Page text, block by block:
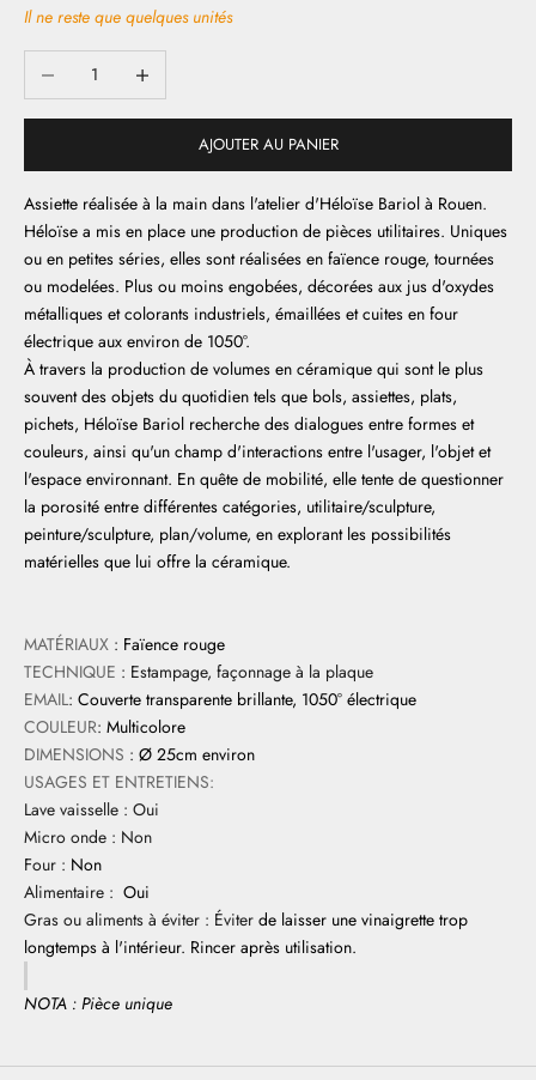
Il ne reste que quelques unités
Diminuer la quantitéAugmenter la quantité
AJOUTER AU PANIER
Assiette réalisée à la main dans l'atelier d'Héloïse Bariol à Rouen.
Héloïse a mis en place une production de pièces utilitaires. Uniques
ou en petites séries, elles sont réalisées en faïence rouge, tournées
ou modelées. Plus ou moins engobées, décorées aux jus d'oxydes
métalliques et colorants industriels, émaillées et cuites en four
électrique aux environ de 1050°.
À travers la production de volumes en céramique qui sont le plus
souvent des objets du quotidien tels que bols, assiettes, plats,
pichets, Héloïse Bariol recherche des dialogues entre formes et
couleurs, ainsi qu'un champ d'interactions entre l'usager, l'objet et
l'espace environnant. En quête de mobilité, elle tente de questionner
la porosité entre différentes catégories, utilitaire/sculpture,
peinture/sculpture, plan/volume, en explorant les possibilités
matérielles que lui offre la céramique.
MATÉRIAUX : Faïence rouge
TECHNIQUE : Estampage, façonnage à la plaque
EMAIL: Couverte transparente brillante, 1050° électrique
COULEUR: Multicolore
DIMENSIONS : Ø 25cm environ
USAGES ET ENTRETIENS:
Lave vaisselle : Oui
Micro onde : Non
Four : Non
Alimentaire : Oui
Gras ou aliments à éviter : Éviter de laisser une vinaigrette trop
longtemps à l'intérieur. Rincer après utilisation.
NOTA : Pièce unique